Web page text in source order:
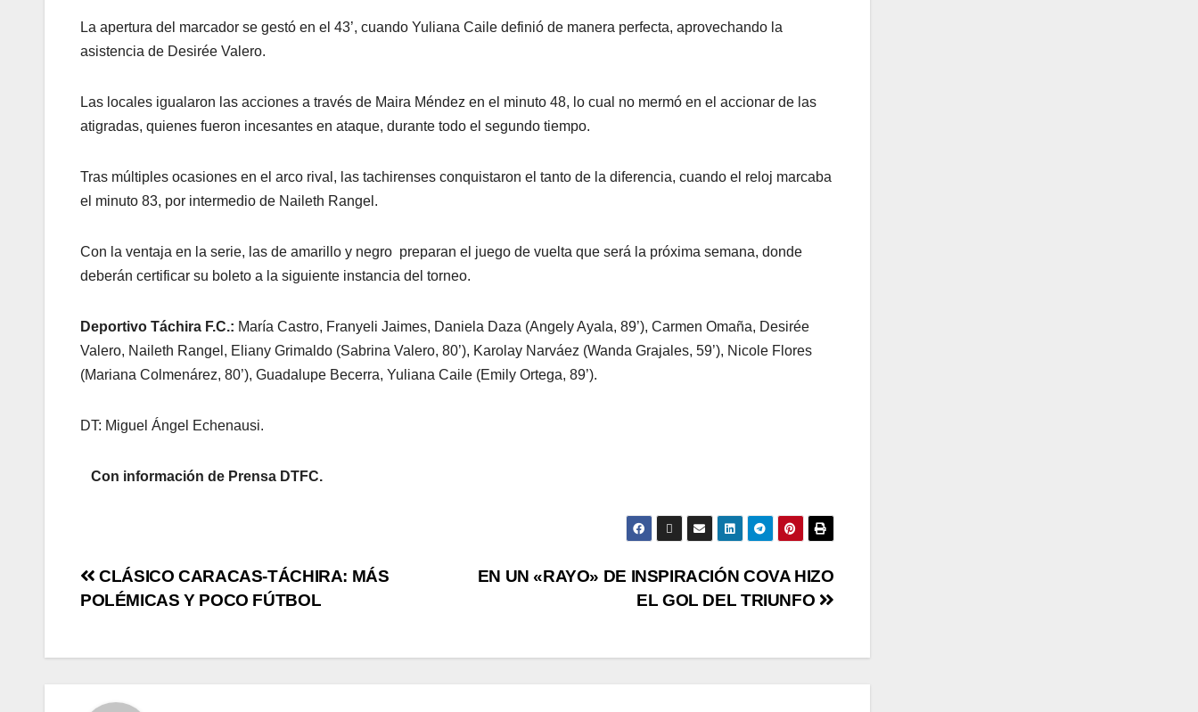
La apertura del marcador se gestó en el 43’, cuando Yuliana Caile definió de manera perfecta, aprovechando la
asistencia de Desirée Valero.
Las locales igualaron las acciones a través de Maira Méndez en el minuto 48, lo cual no mermó en el accionar de las
atigradas, quienes fueron incesantes en ataque, durante todo el segundo tiempo.
Tras múltiples ocasiones en el arco rival, las tachirenses conquistaron el tanto de la diferencia, cuando el reloj marcaba
el minuto 83, por intermedio de Naileth Rangel.
Con la ventaja en la serie, las de amarillo y negro preparan el juego de vuelta que será la próxima semana, donde
deberán certificar su boleto a la siguiente instancia del torneo.
Deportivo Táchira F.C.: María Castro, Franyeli Jaimes, Daniela Daza (Angely Ayala, 89’), Carmen Omaña, Desirée
Valero, Naileth Rangel, Eliany Grimaldo (Sabrina Valero, 80’), Karolay Narváez (Wanda Grajales, 59’), Nicole Flores
(Mariana Colmenárez, 80’), Guadalupe Becerra, Yuliana Caile (Emily Ortega, 89’).
DT: Miguel Ángel Echenausi.
Con información de Prensa DTFC.
EN UN «RAYO» DE INSPIRACIÓN COVA HIZO
EL GOL DEL TRIUNFO
CLÁSICO CARACAS-TÁCHIRA: MÁS
POLÉMICAS Y POCO FÚTBOL